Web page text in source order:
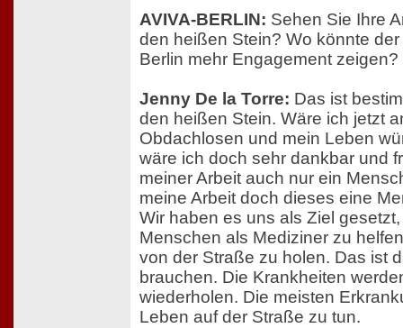
AVIVA-BERLIN: Sehen Sie Ihre
den heißen Stein? Wo könnte
Berlin mehr Engagement zeigen?
Jenny De la Torre: Das ist
den heißen Stein. Wäre ich jetzt
Obdachlosen und mein Leben
wäre ich doch sehr dankbar und
meiner Arbeit auch nur ein
meine Arbeit doch dieses eine
Wir haben es uns als Ziel
Menschen als Mediziner zu
von der Straße zu holen. Das ist
brauchen. Die Krankheiten
wiederholen. Die meisten
Leben auf der Straße zu tun.